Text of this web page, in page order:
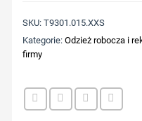
SKU:T9301.015.XXS
Kategorie:Odzież robocza i
firmy